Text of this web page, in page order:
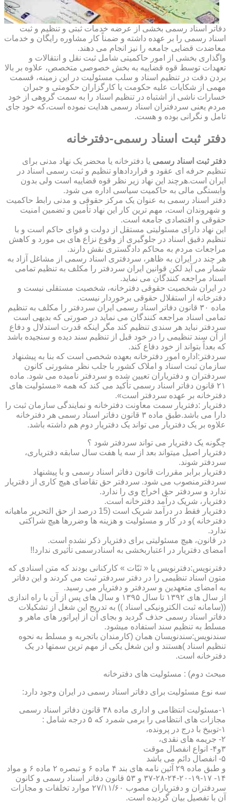
دفاتر اسناد رسمی بخشی از عرضه خدمات ثبتی و تنظیم و ثبت
اسناد رسمی را بر عهده داشته و ضمناً کار مشاوره رایگان و خدمات
معاضدت قضایی جامعه را نیز انجام می دهند.
واگذاری بخشی از امور حاکمیتی شامل ثبت نقل و انتقالات و
تعهدات توسط قوه قضاییه به بخش خصوصی متخصص، علاوه بر بالا
بردن دقت در تنظیم اسناد و سلب مسئولیت در این زمینه، قسمت
مهمی از شکایات علیه حکومت یا کارگزاران حکومتی و جبران
خسارات ناشی از اشتباه در تنظیم اسناد را به سمت گروهی از خود
مردم یعنی سردفتران اسناد رسمی هدایت نموده است،که خود جای
تامل و نگرانی بوده و هست.
دفتر ثبت اسناد رسمی-دفترخانه
دفتر ثبت اسناد رسمی یا دفترخانه یا محضر یک نهاد مدنی برای
تنظیم حرفه ای عقود و قراردادهاو تنظیم و ثبت رسمی اسناد در
ایران است.هرچند این نهاد زیر نظر قوه قضاییه است ولی بدون
وابستگی مالی به حاکمیت سیاسی اداره می شود.
دفتر اسناد رسمی به عنوان یک مرکز حقوقی و مدنی رابط حاکمیت
و شهروندان است، مهم ترین کار این نهاد تأمین و تضمین امنیت
حقوقی و اقتصادی جامعه است.
این نهاد دارای مسئولیتی مستقل از دولت و قوای حاکم است و با
تنظیم دقیق اسناد در جلوگیری از وقوع نزاع های بی مورد و کاهش
مراجعات مردم به محاکم دادگستری نقش دارند.
هر چند در ایران به ظاهر، سردفتری اسناد رسمی از مشاغل آزاد به
شمار می آید لکن قوانین ایران سردفتر را مکلف به تنظیم تمامی
اسناد مراجعه کنندگان می نماید.
در ایران شخصیت حقوقی دفترخانه، شخصیت مستقلی نیست و
دفترخانه از استقلال حقوقی برخوردار نیست.
ماده ۳۰ قانون دفاتر اسناد رسمی ایران سردفتر را مکلف به تنظیم
تمامی اسناد مراجعه کنندگان می نماید در صورتی که بدیهی است
سردفتر نباید هر سندی تنظیم کند مگر اینکه قدرت استدلال و دفاع
از آن سند تنظیمی را در خود قبل از تنظیم سند دیده و سنجیده باشد
که بعداً بتواند از خود دفاع کند.
سردفتر:اداره امور دفترخانه بعهده شخصی است که بنا به پیشنهاد
سازمان ثبت اسناد و املاک کشور با جلب نظر مشورتی کانون
سردفتران و دفتریاران تعیین شده و سردفتر نامیده می شود. ماده
۲۱ قانون دفاتر اسناد رسمی تأکید می کند که همه «مسئولیت های
دفترخانه بر عهده سردفتر است».
دفتریار :دفتریار سمت معاونت دفترخانه و نمایندگی سازمان ثبت را
دارا می باشد.طبق ماده ۳ قانون دفاتر اسناد رسمی هر دفترخانه
علاوه بر یک دفتریار می تواند یک دفتریار دوم هم داشته باشد.
چگونه یک دفتریار می تواند سردفتر شود ؟
دفتریار اصیل میتواند بعد از سه یا هفت سال سابقه دفتریاری،
سردفتر شوند.
دفتریار برابر مقررات قانون دفاتر اسناد رسمی و با پیشنهاد
سردفترمنصوب می شود. سردفتر حق تقاضای هیچ کاری از دفتریار
ندارد و سردفتر حق اخراج وی را ندارد.
دفتریار، شریک درآمد دفترخانه است.
دفتریار فقط در درآمد شریک است (15 درصد از حق التحریر ماهیانه
دفترخانه )و در کار و مسئولیت و هزینه ها وضررها هیچ شراکتی
ندارد.
در قانون، هیچ مسئولیتی برای دفتریار ذکر نشده است.
امضای دفتریار در اعتباربخشی به اسنادرسمی تأثیری ندارد!!
دفترنویس:دفترنویس یا « ثبّات » کارکنانی بودند که متن اسنادی که
متون اسناد تنظیمی را در دفتر سردفتر ثبت می کردند و این دفاتر
به امضای متعهدین و سردفتر و دفتریار می رسید.
از سال های ۱۳۹۲ تا سال ۱۳۹۵ و سال های پس از آن با راه اندازی
((سامانه ثبت الکترونیکی اسناد )) به تدریج این شغل از تشکیلات
دفاتر اسناد رسمی حذف گردید و بجای آن از اپراتور های ماهر و
مسلط به تنظیم سند استفاده میشود.
سندنویس:سندنویسان همان (کارمندان باتجربه و مسلط به نحوه
تنظیم اسناد )هستند و این شغل یکی از مهم ترین سمتها در یک
دفترخانه است.
مبحث دوم) : مسئولیت های دفترخانه
سه نوع مسئولیت برای دفاتر اسناد رسمی در ایران وجود دارد:
۱-مسئولیت انتظامی و اداری ماده ۳۸ قانون دفاتر اسناد رسمی
مجازات های انتظامی را برمی شمرد که ۵ درجه شامل :
۱-توبیخ با درج در پرونده،
۲- جریمه های نقدی،
۳و۴- انواع انفصال موقت
۵- انفصال دائم می باشد
و طبق ماده ۲۹ آئین نامه های بند ۴ ماده ۶ و تبصره ۲ ماده ۶ و مواد
۱۴- ۱۷-۱۹-۲۰-۲۴-۲۸-۳۷ و ۵۳ قانون دفاتر اسناد رسمی و کانون
سردفتران و دفتریاران مصوب ۲۷/۱۱/۶۰ موارد تخلفات و مجازات
آن با تفصیل بیان گردیده است.